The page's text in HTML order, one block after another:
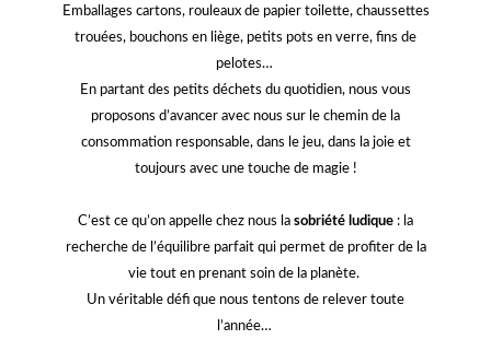
Emballages cartons, rouleaux de papier toilette, chaussettes
trouées, bouchons en liège, petits pots en verre, fins de
pelotes…
En partant des petits déchets du quotidien, nous vous
proposons d’avancer avec nous sur le chemin de la
consommation responsable, dans le jeu, dans la joie et
toujours avec une touche de magie !
C’est ce qu’on appelle chez nous la sobriété ludique : la
recherche de l’équilibre parfait qui permet de profiter de la
vie tout en prenant soin de la planète.
Un véritable défi que nous tentons de relever toute
l’année…